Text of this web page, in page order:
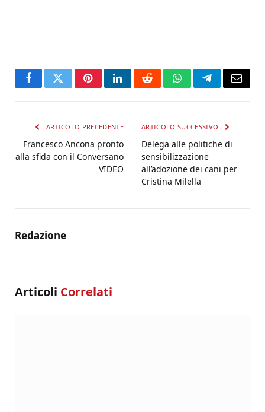
FacebookTwitterPinterestLinkedInRedditWhatsAppTelegramEmail
ARTICOLO PRECEDENTE
Francesco Ancona pronto
alla sfida con il Conversano
VIDEO
ARTICOLO SUCCESSIVO
Delega alle politiche di
sensibilizzazione
all’adozione dei cani per
Cristina Milella
Redazione
Articoli Correlati